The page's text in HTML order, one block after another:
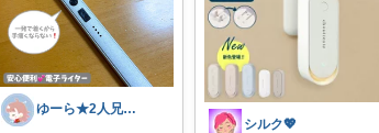
ゆーら★2人兄弟ママ🐻正直レビュー
シルク💖